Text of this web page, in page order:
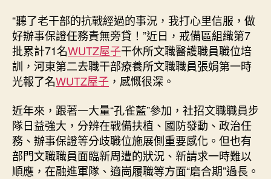
“聽了老干部的抗戰經過的事況，我打心里信服，做
好辦事保證任務責無旁貸！”近日，戒備區組織第7
批累計71名WUTZ屋子干休所文職醫護職員職位培
訓，河東第二去職干部療養所文職職員張娟第一時
光報了名WUTZ屋子 ，感慨很深。
近年來，跟著一大量“孔雀藍”參加，社招文職職員步
隊日益強大，分辨在戰備扶植、國防發動、政治任
務、辦事保證等分歧職位施展側重要感化。但也有
部門文職職員面臨新周遭的狀況、新請求一時難以
順應，在融進軍隊、適崗履職等方面“磨合期”過長。